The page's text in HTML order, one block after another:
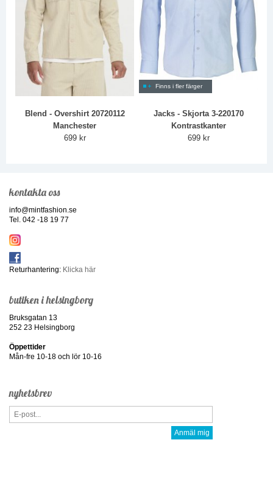
Blend - Overshirt 20720112
Manchester
699 kr
Finns i fler färger
Jacks - Skjorta 3-220170
Kontrastkanter
699 kr
kontakta oss
info@mintfashion.se
Tel. 042 -18 19 77
Returhantering: Klicka här
butiken i helsingborg
Bruksgatan 13
252 23 Helsingborg
Öppettider
Mån-fre 10-18 och lör 10-16
nyhetsbrev
Anmäl mig